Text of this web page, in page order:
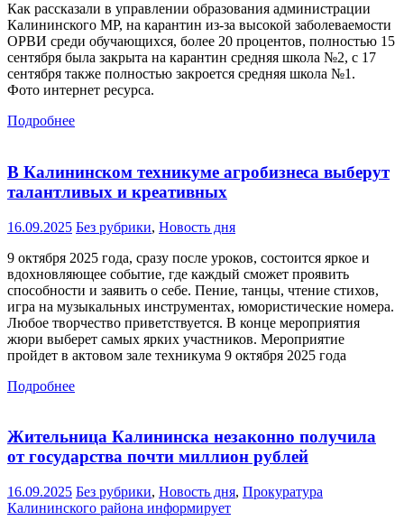
Как рассказали в управлении образования администрации
Калининского МР, на карантин из-за высокой заболеваемости
ОРВИ среди обучающихся, более 20 процентов, полностью 15
сентября была закрыта на карантин средняя школа №2, с 17
сентября также полностью закроется средняя школа №1.
Фото интернет ресурса.
Подробнее
В Калининском техникуме агробизнеса выберут
талантливых и креативных
16.09.2025 Без рубрики, Новость дня
9 октября 2025 года, сразу после уроков, состоится яркое и
вдохновляющее событие, где каждый сможет проявить
способности и заявить о себе. Пение, танцы, чтение стихов,
игра на музыкальных инструментах, юмористические номера.
Любое творчество приветствуется. В конце мероприятия
жюри выберет самых ярких участников. Мероприятие
пройдет в актовом зале техникума 9 октября 2025 года
Подробнее
Жительница Калининска незаконно получила
от государства почти миллион рублей
16.09.2025 Без рубрики, Новость дня, Прокуратура
Калининского района информирует